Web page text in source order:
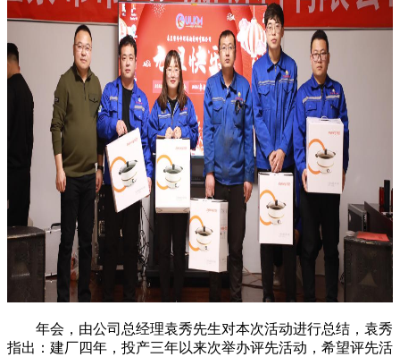
年会，由公司总经理袁秀先生对本次活动进行总结，袁秀
指出：建厂四年，投产三年以来次举办评先活动，希望评先活